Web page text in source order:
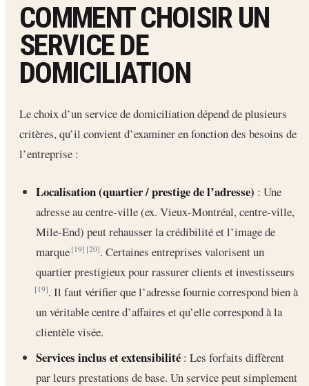
COMMENT CHOISIR UN
SERVICE DE
DOMICILIATION
Le choix d’un service de domiciliation dépend de plusieurs
critères, qu’il convient d’examiner en fonction des besoins de
l’entreprise :
Localisation (quartier / prestige de l’adresse) : Une
adresse au centre-ville (ex. Vieux-Montréal, centre-ville,
Mile-End) peut rehausser la crédibilité et l’image de
marque[19] [20]. Certaines entreprises valorisent un
quartier prestigieux pour rassurer clients et investisseurs
[19]. Il faut vérifier que l’adresse fournie correspond bien à
un véritable centre d’affaires et qu’elle correspond à la
clientèle visée.
Services inclus et extensibilité : Les forfaits diffèrent
par leurs prestations de base. Un service peut simplement